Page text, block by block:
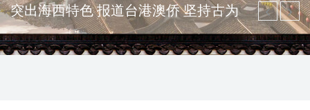
弘扬优秀文化 振奋民族精神 介绍民族
瑰宝 宣传中华精英
突出海西特色 报道台港澳侨 坚持古为